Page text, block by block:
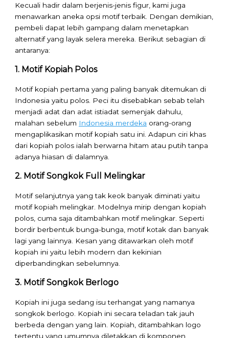
Kecuali hadir dalam berjenis-jenis figur, kami juga
menawarkan aneka opsi motif terbaik. Dengan demikian,
pembeli dapat lebih gampang dalam menetapkan
alternatif yang layak selera mereka. Berikut sebagian di
antaranya:
1. Motif Kopiah Polos
Motif kopiah pertama yang paling banyak ditemukan di
Indonesia yaitu polos. Peci itu disebabkan sebab telah
menjadi adat dan adat istiadat semenjak dahulu,
malahan sebelum Indonesia merdeka orang-orang
mengaplikasikan motif kopiah satu ini. Adapun ciri khas
dari kopiah polos ialah berwarna hitam atau putih tanpa
adanya hiasan di dalamnya.
2. Motif Songkok Full Melingkar
Motif selanjutnya yang tak keok banyak diminati yaitu
motif kopiah melingkar. Modelnya mirip dengan kopiah
polos, cuma saja ditambahkan motif melingkar. Seperti
bordir berbentuk bunga-bunga, motif kotak dan banyak
lagi yang lainnya. Kesan yang ditawarkan oleh motif
kopiah ini yaitu lebih modern dan kekinian
diperbandingkan sebelumnya.
3. Motif Songkok Berlogo
Kopiah ini juga sedang isu terhangat yang namanya
songkok berlogo. Kopiah ini secara teladan tak jauh
berbeda dengan yang lain. Kopiah, ditambahkan logo
tertentu yang umumnya diletakkan di komponen